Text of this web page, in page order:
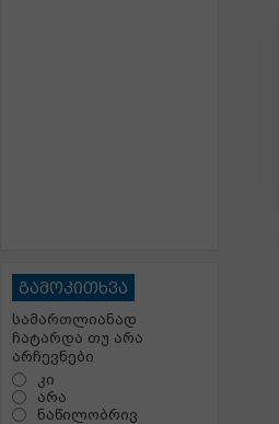
გამოკითხვა
სამართლიანად
ჩატარდა თუ არა
არჩევნები
კი
არა
ნაწილობრივ